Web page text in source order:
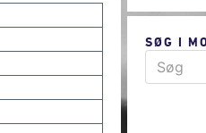
SØG I